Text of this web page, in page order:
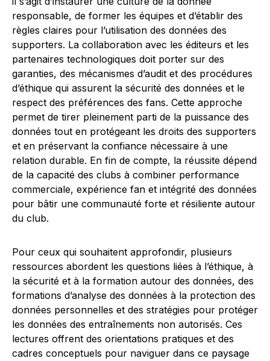
responsable, de former les équipes et d’établir des
règles claires pour l’utilisation des données des
supporters. La collaboration avec les éditeurs et les
partenaires technologiques doit porter sur des
garanties, des mécanismes d’audit et des procédures
d’éthique qui assurent la sécurité des données et le
respect des préférences des fans. Cette approche
permet de tirer pleinement parti de la puissance des
données tout en protégeant les droits des supporters
et en préservant la confiance nécessaire à une
relation durable. En fin de compte, la réussite dépend
de la capacité des clubs à combiner performance
commerciale, expérience fan et intégrité des données
pour bâtir une communauté forte et résiliente autour
du club.
Pour ceux qui souhaitent approfondir, plusieurs
ressources abordent les questions liées à l’éthique, à
la sécurité et à la formation autour des données, des
formations d’analyse des données à la protection des
données personnelles et des stratégies pour protéger
les données des entraînements non autorisés. Ces
lectures offrent des orientations pratiques et des
cadres conceptuels pour naviguer dans ce paysage